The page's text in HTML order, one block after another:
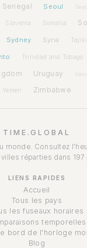
Senegal Seoul
Slovenia Somalia
Sydney Syria
Trinidad and Tobago
Uruguay
Yemen Zimbabwe
TIME.GLOBAL
monde. Consultez
réparties dans 197
LIENS RAPIDES
Accueil
Tous les pays
les fuseaux horaires
temporelles
bord de l'horloge
Blog